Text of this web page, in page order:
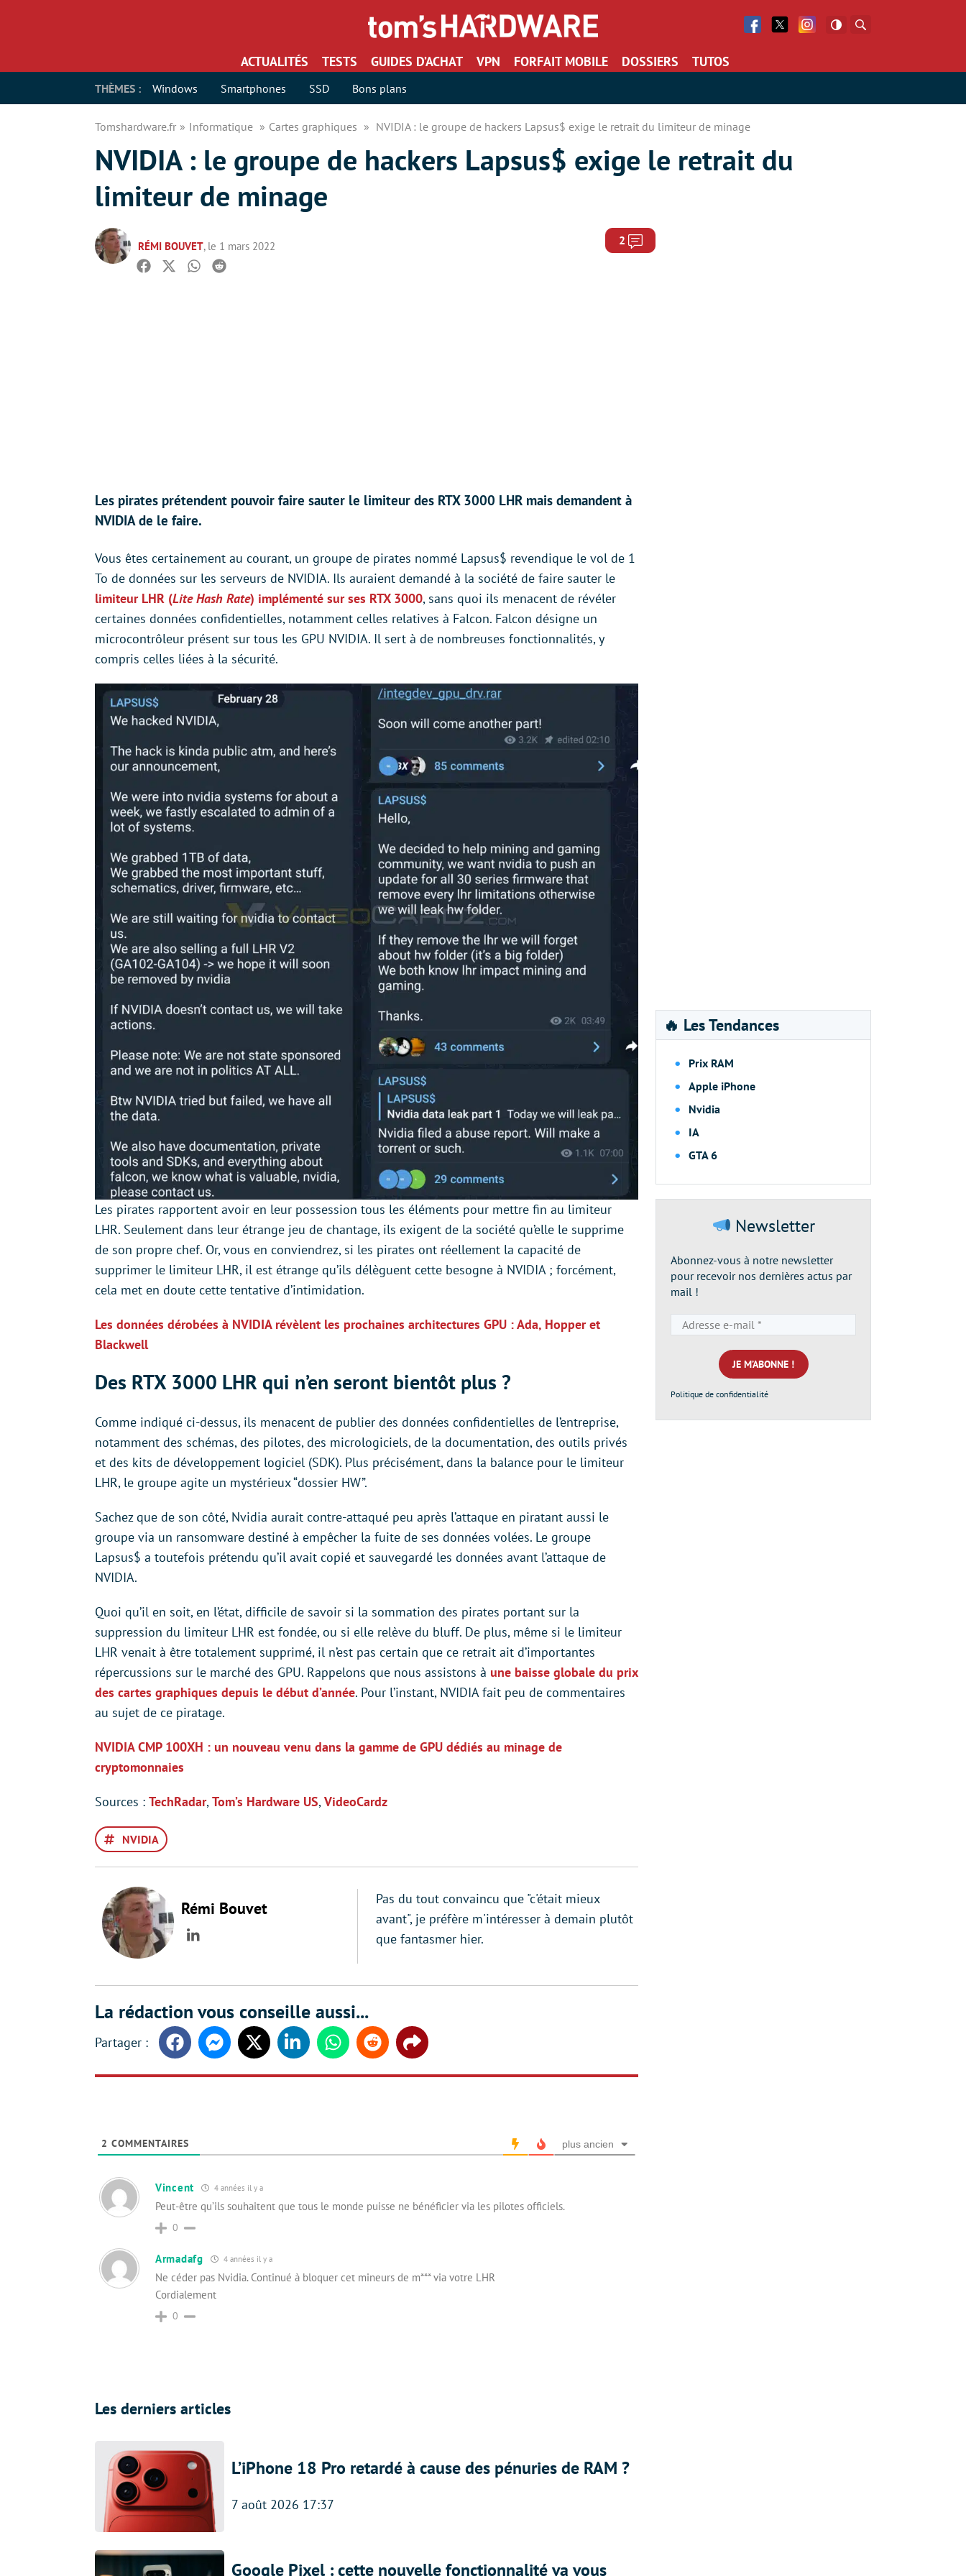
Facebook
Twitter Facebook
ACTUALITÉS TESTS GUIDES D’ACHAT VPN FORFAIT MOBILE DOSSIERS TUTOS
THÈMES : Windows Smartphones SSD Bons plans
Tomshardware.fr Informatique Cartes graphiques NVIDIA : le groupe de hackers Lapsus$ exige le retrait du limiteur de minage
NVIDIA : le groupe de hackers Lapsus$ exige le retrait du
limiteur de minage
RÉMI BOUVET, le 1 mars 2022 2 Commentaires
Facebook
TwitterWhatsapp
Reddit
Les pirates prétendent pouvoir faire sauter le limiteur des RTX 3000 LHR mais demandent à
NVIDIA de le faire.
Vous êtes certainement au courant, un groupe de pirates nommé Lapsus$ revendique le vol de 1
To de données sur les serveurs de NVIDIA. Ils auraient demandé à la société de faire sauter le
limiteur LHR (Lite Hash Rate) implémenté sur ses RTX 3000, sans quoi ils menacent de révéler
certaines données confidentielles, notamment celles relatives à Falcon. Falcon désigne un
microcontrôleur présent sur tous les GPU NVIDIA. Il sert à de nombreuses fonctionnalités, y
compris celles liées à la sécurité.
Les pirates rapportent avoir en leur possession tous les éléments pour mettre fin au limiteur
LHR. Seulement dans leur étrange jeu de chantage, ils exigent de la société qu’elle le supprime
de son propre chef. Or, vous en conviendrez, si les pirates ont réellement la capacité de
supprimer le limiteur LHR, il est étrange qu’ils délèguent cette besogne à NVIDIA ; forcément,
cela met en doute cette tentative d’intimidation.
Les données dérobées à NVIDIA révèlent les prochaines architectures GPU : Ada, Hopper et
Blackwell
Des RTX 3000 LHR qui n’en seront bientôt plus ?
Comme indiqué ci-dessus, ils menacent de publier des données confidentielles de l’entreprise,
notamment des schémas, des pilotes, des micrologiciels, de la documentation, des outils privés
et des kits de développement logiciel (SDK). Plus précisément, dans la balance pour le limiteur
LHR, le groupe agite un mystérieux “dossier HW”.
Sachez que de son côté, Nvidia aurait contre-attaqué peu après l’attaque en piratant aussi le
groupe via un ransomware destiné à empêcher la fuite de ses données volées. Le groupe
Lapsus$ a toutefois prétendu qu’il avait copié et sauvegardé les données avant l’attaque de
NVIDIA.
Quoi qu’il en soit, en l’état, difficile de savoir si la sommation des pirates portant sur la
suppression du limiteur LHR est fondée, ou si elle relève du bluff. De plus, même si le limiteur
LHR venait à être totalement supprimé, il n’est pas certain que ce retrait ait d’importantes
répercussions sur le marché des GPU. Rappelons que nous assistons à une baisse globale du prix
des cartes graphiques depuis le début d’année. Pour l’instant, NVIDIA fait peu de commentaires
au sujet de ce piratage.
NVIDIA CMP 100XH : un nouveau venu dans la gamme de GPU dédiés au minage de
cryptomonnaies
Sources : TechRadar,Tom’s Hardware US,VideoCardz
NVIDIA
Rémi Bouvet
LinkedIn
Pas du tout convaincu que "c'était mieux
avant", je préfère m'intéresser à demain plutôt
que fantasmer hier.
La rédaction vous conseille aussi...
FacebookMessengerTwitter LinkedinWhatsappReddit Share
2 COMMENTAIRES plus ancien
Vincent 4 années il y a
Peut-être qu’ils souhaitent que tous le monde puisse ne bénéficier via les pilotes officiels.
0
Armadafg 4 années il y a
Ne céder pas Nvidia. Continué à bloquer cet mineurs de m*** via votre LHR
Cordialement
0
Les derniers articles
L’iPhone 18 Pro retardé à cause des pénuries de RAM ?
7 août 2026 17:37
Google Pixel : cette nouvelle fonctionnalité va vous
🔥 Les Tendances
Prix RAM
Apple iPhone
Nvidia
IA
GTA 6
Newsletter
Abonnez-vous à notre newsletter
pour recevoir nos dernières actus par
mail !
e-
mail
*
Politique de confidentialité